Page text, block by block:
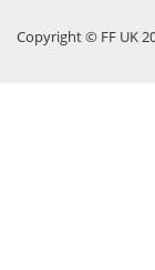
Copyright © FF UK